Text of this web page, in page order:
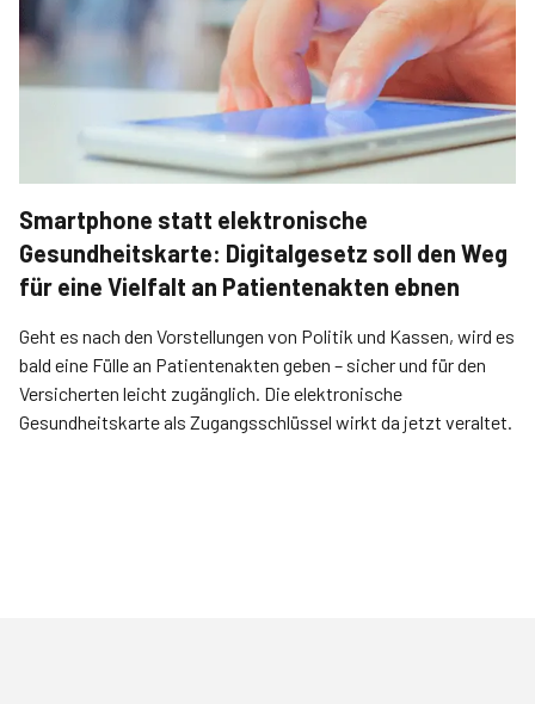
Smartphone statt elektronische
Gesundheitskarte: Digitalgesetz soll den Weg
für eine Vielfalt an Patientenakten ebnen
Geht es nach den Vorstellungen von Politik und Kassen, wird es
bald eine Fülle an Patientenakten geben – sicher und für den
Versicherten leicht zugänglich. Die elektronische
Gesundheitskarte als Zugangsschlüssel wirkt da jetzt veraltet.